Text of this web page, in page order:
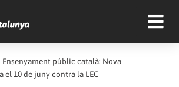
Ensenyament públic català: Nova
el 10 de juny contra la LEC